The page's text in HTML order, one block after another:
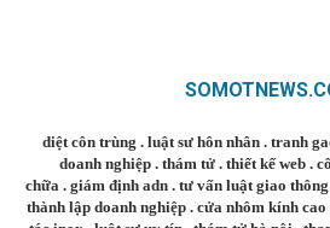
diệt côn trùng . luật sư hôn nhân . tranh
doanh nghiệp . thám tử . thiết kế web .
chữa. giám định adn. tư vấn luật giao thông
thành lập doanh nghiệp . cửa nhôm kính cao